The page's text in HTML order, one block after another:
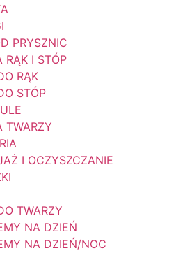
PRYSZNIC
RĄK I STÓP
RĄK
STÓP
TWARZY
I OCZYSZCZANIE
TWARZY
NA DZIEŃ
NA DZIEŃ/NOC